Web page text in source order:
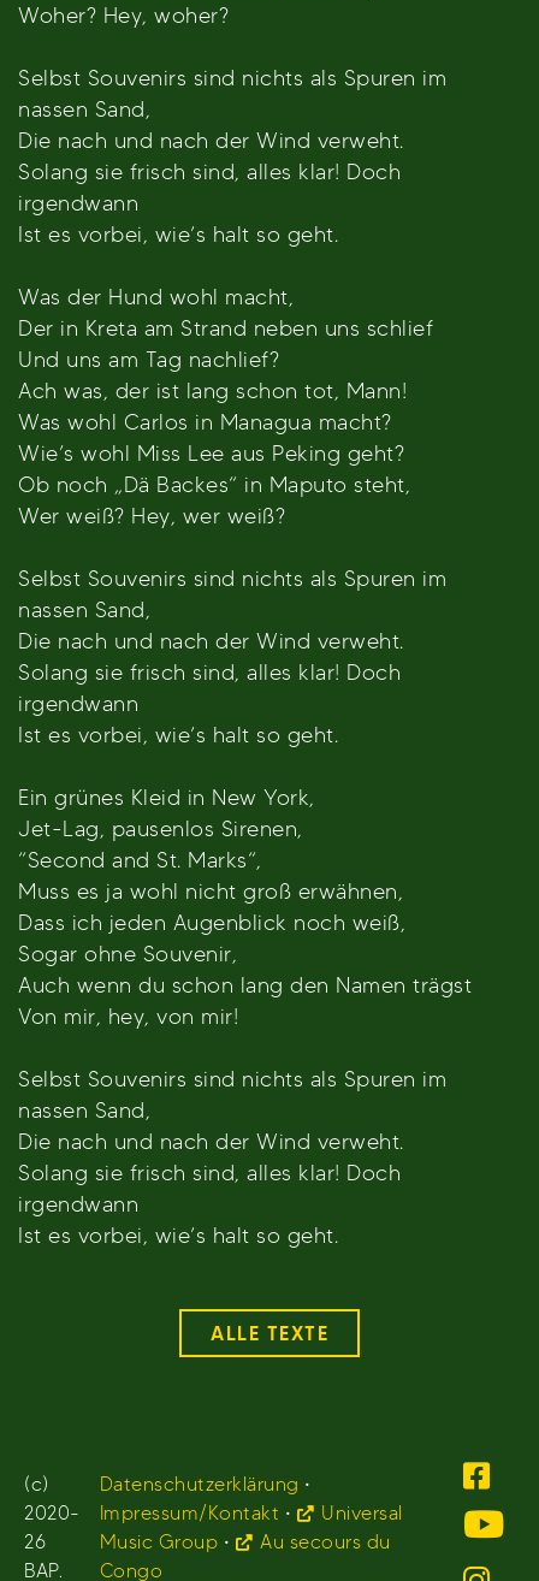
Woher? Hey, woher?
Selbst Souvenirs sind nichts als Spuren im
nassen Sand,
Die nach und nach der Wind verweht.
Solang sie frisch sind, alles klar! Doch
irgendwann
Ist es vorbei, wie’s halt so geht.
Was der Hund wohl macht,
Der in Kreta am Strand neben uns schlief
Und uns am Tag nachlief?
Ach was, der ist lang schon tot, Mann!
Was wohl Carlos in Managua macht?
Wie’s wohl Miss Lee aus Peking geht?
Ob noch „Dä Backes“ in Maputo steht,
Wer weiß? Hey, wer weiß?
Selbst Souvenirs sind nichts als Spuren im
nassen Sand,
Die nach und nach der Wind verweht.
Solang sie frisch sind, alles klar! Doch
irgendwann
Ist es vorbei, wie’s halt so geht.
Ein grünes Kleid in New York,
Jet-Lag, pausenlos Sirenen,
“Second and St. Marks“,
Muss es ja wohl nicht groß erwähnen,
Dass ich jeden Augenblick noch weiß,
Sogar ohne Souvenir,
Auch wenn du schon lang den Namen trägst
Von mir, hey, von mir!
Selbst Souvenirs sind nichts als Spuren im
nassen Sand,
Die nach und nach der Wind verweht.
Solang sie frisch sind, alles klar! Doch
irgendwann
Ist es vorbei, wie’s halt so geht.
ALLE TEXTE
(c)
2020-
26
BAP.
Datenschutzerklärung •
Impressum/Kontakt •
Universal
Music Group •
Au secours du
Congo